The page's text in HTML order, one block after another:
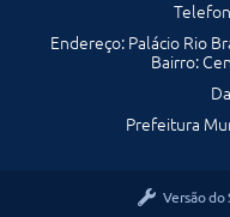
Endereço: Palácio Rio
Bairro:
Prefeitura
Versão do